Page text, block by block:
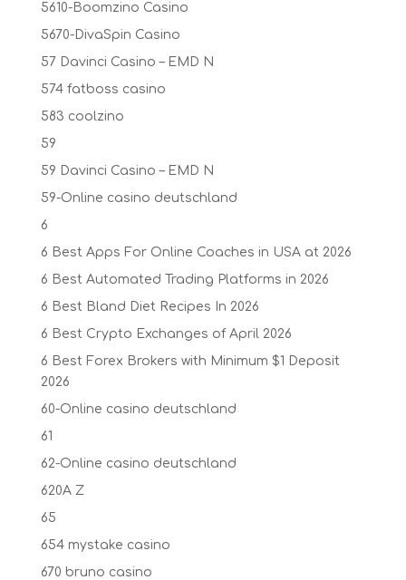
5610-Boomzino Casino
5670-DivaSpin Casino
57 Davinci Casino – EMD N
574 fatboss casino
583 coolzino
59
59 Davinci Casino – EMD N
59-Online casino deutschland
6
6 Best Apps For Online Coaches in USA at 2026
6 Best Automated Trading Platforms in 2026
6 Best Bland Diet Recipes In 2026
6 Best Crypto Exchanges of April 2026
6 Best Forex Brokers with Minimum $1 Deposit ️
2026
60-Online casino deutschland
61
62-Online casino deutschland
620A Z
65
654 mystake casino
670 bruno casino